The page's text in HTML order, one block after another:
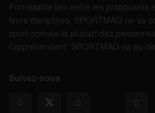
Formidable lien entre les pratiquants
leurs disciplines, SPORTMAG ne se
sport comme la plupart des
l’appréhendent. SPORTMAG va au-
Suivez-nous